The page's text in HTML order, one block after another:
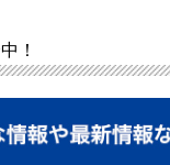
！